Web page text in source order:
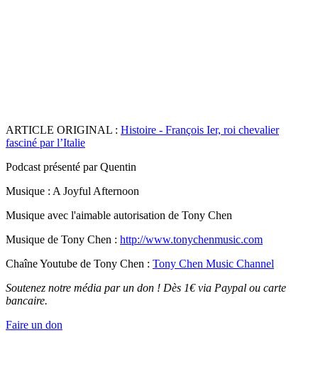
ARTICLE ORIGINAL : Histoire - François Ier, roi chevalier
fasciné par l’Italie
Podcast présenté par Quentin
Musique : A Joyful Afternoon
Musique avec l'aimable autorisation de Tony Chen
Musique de Tony Chen : http://www.tonychenmusic.com
Chaîne Youtube de Tony Chen : Tony Chen Music Channel
Soutenez notre média par un don ! Dès 1€ via Paypal ou carte
bancaire.
Faire un don